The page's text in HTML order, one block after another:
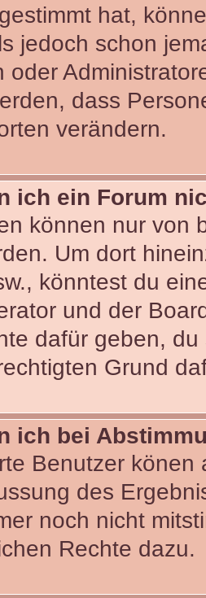
hat,
jedoch schon
oder
dass
verändern.
ich ein Forum
können nur von
Um dort
könntest du
und der
dafür geben,
Grund
ich bei
Benutzer
des
noch nicht
Rechte dazu.